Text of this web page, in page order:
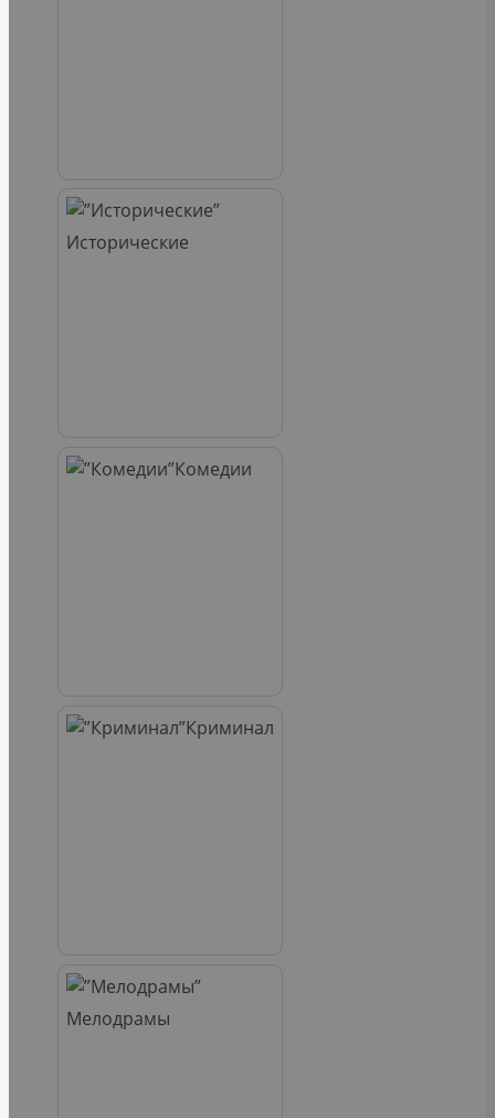
Исторические
Комедии
Криминал
Мелодрамы